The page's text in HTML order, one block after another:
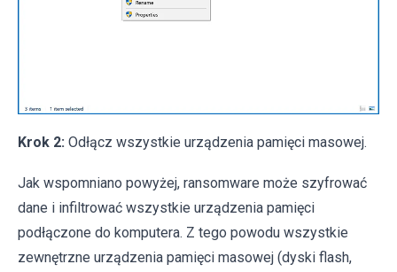
Krok 2: Odłącz wszystkie urządzenia pamięci masowej.
Jak wspomniano powyżej, ransomware może szyfrować
dane i infiltrować wszystkie urządzenia pamięci
podłączone do komputera. Z tego powodu wszystkie
zewnętrzne urządzenia pamięci masowej (dyski flash,